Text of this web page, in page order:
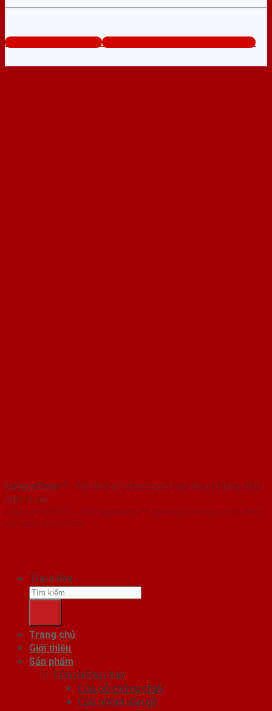
www.sieuthicuanhua.net Tổng đài tư vấn miễn phí: 0824.400.400
SaigonDoor™ - Hệ thống Showroom cửa nhựa hàng đầu
Việt Nam
Copyright ⓒ 2016 – 2026 SaigonDoor™ - www.bancuanhua.com | Đơn vị
chủ quản SaigonDoor
Tìm kiếm:
Trang chủ
Giới thiệu
Sản phẩm
Cửa chống cháy
Cửa gỗ chống cháy
Cửa nhôm vân gỗ